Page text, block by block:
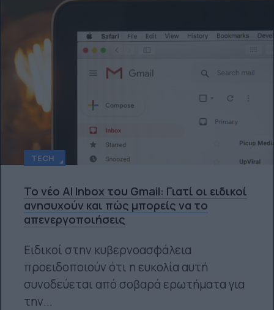
TECH
Το νέο AI Inbox του Gmail: Γιατί οι ειδικοί
ανησυχούν και πώς μπορείς να το
απενεργοποιήσεις
Ειδικοί στην κυβερνοασφάλεια
προειδοποιούν ότι η ευκολία αυτή
συνοδεύεται από σοβαρά ερωτήματα για
την...